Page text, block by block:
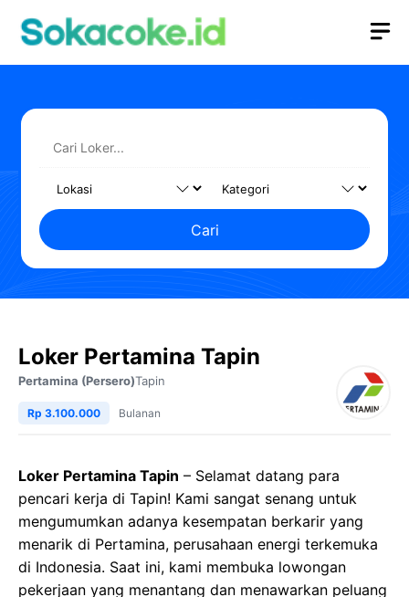
Cari
Loker Pertamina Tapin
Pertamina (Persero)Tapin
Rp 3.100.000 Bulanan
Loker Pertamina Tapin – Selamat datang para
pencari kerja di Tapin! Kami sangat senang untuk
mengumumkan adanya kesempatan berkarir yang
menarik di Pertamina, perusahaan energi terkemuka
di Indonesia. Saat ini, kami membuka lowongan
pekerjaan yang menantang dan menawarkan peluang